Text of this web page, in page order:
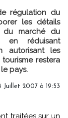
régulation du
les détails
du marché du
en réduisant
autorisant les
restera
pays.
Juillet 2007 à 19:53